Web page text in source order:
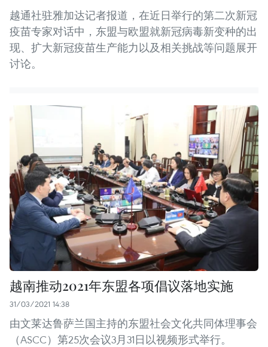
越通社驻雅加达记者报道，在近日举行的第二次新冠
疫苗专家对话中，东盟与欧盟就新冠病毒新变种的出
现、扩大新冠疫苗生产能力以及相关挑战等问题展开
讨论。
越南推动2021年东盟各项倡议落地实施
31/03/2021 14:38
由文莱达鲁萨兰国主持的东盟社会文化共同体理事会
（ASCC）第25次会议3月31日以视频形式举行。